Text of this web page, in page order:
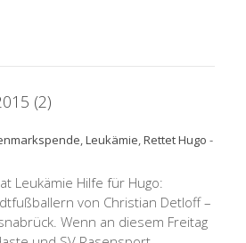
(2)
Leukämie Rettet Hugo -
Leukämie Hilfe für Hugo:
von Christian Detloff –
Wenn an diesem Freitag